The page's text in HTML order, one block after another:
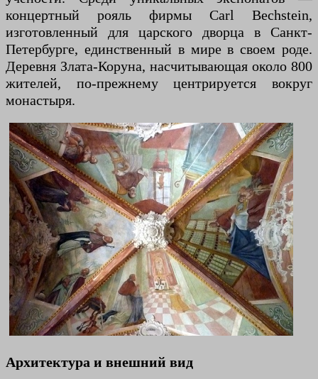
концертный рояль фирмы Carl Bechstein,
изготовленный для царского дворца в Санкт-
Петербурге, единственный в мире в своем роде.
Деревня Злата-Коруна, насчитывающая около 800
жителей, по-прежнему центрируется вокруг
монастыря.
Архитектура и внешний вид